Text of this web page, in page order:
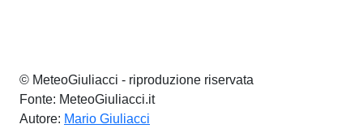
© MeteoGiuliacci - riproduzione riservata
Fonte: MeteoGiuliacci.it
Autore: Mario Giuliacci